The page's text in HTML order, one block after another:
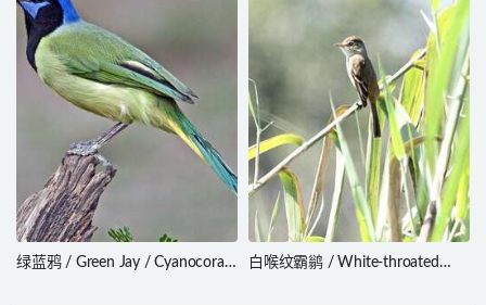
绿蓝鸦 / Green Jay / Cyanocorax
白喉纹霸鹟 / White-throated